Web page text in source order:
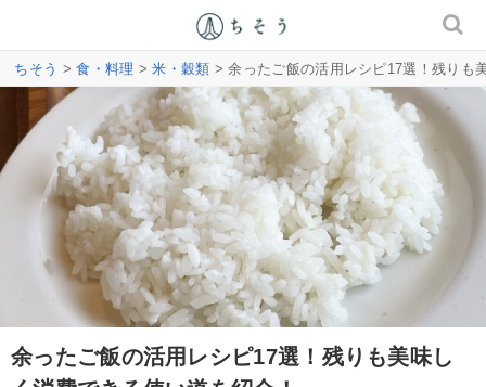
ちそう >食・料理 >米・穀類 > 余ったご飯の活用レシピ17選！残りも
余ったご飯の活用レシピ17選！残りも美味し